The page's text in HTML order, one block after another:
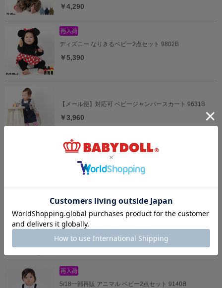
￥4,290
ディズニー なりきるベビー2点セット 9802B
￥5,390
【メール便】対応可 ベビージャンパースカート 9631B
￥3,960
5/18一部再販 ディズニー なりきるロンパース 9175B
￥4,290
ディズニー ベビー3点セット 9136B
￥6,930
5/18一部再販 アニマル ベビー2点セット 9140B